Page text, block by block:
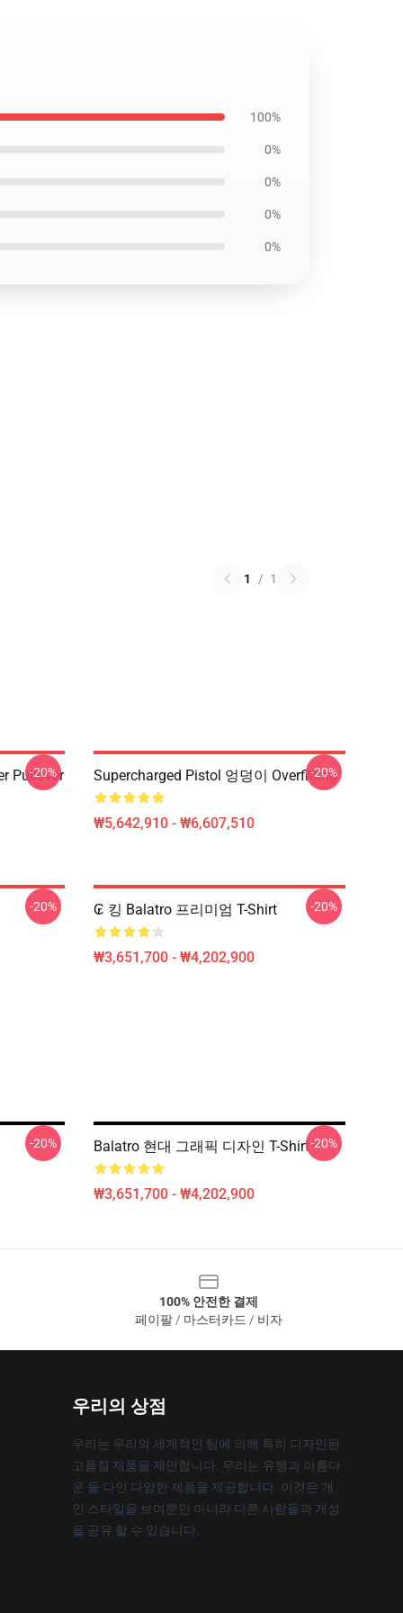
100%
0%
0%
0%
0%
1 / 1
Pullover
-20% Supercharged Pistol 엉덩이 Overfitting
₩5,642,910 - ₩6,607,510
-20%
-20% ₢ 킹 Balatro 프리미엄 T-Shirt
₩3,651,700 - ₩4,202,900
-20%
-20% Balatro 현대 그래픽 디자인 T-Shirt
₩3,651,700 - ₩4,202,900
-20%
100% 안전한 결제
페이팔 / 마스터카드 / 비자
우리의 상점
우리는 우리의 세계적인 팀에 의해 특히 디자인된
고품질 제품을 제안합니다. 우리는 유행과 아름다
운 둘 다인 다양한 제품을 제공합니다. 이것은 개
인 스타일을 보여뿐만 아니라 다른 사람들과 개성
을 공유 할 수 있습니다.